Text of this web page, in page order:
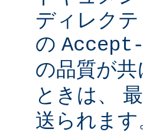
ディレク
の
の品質が共
ときは、
送られます